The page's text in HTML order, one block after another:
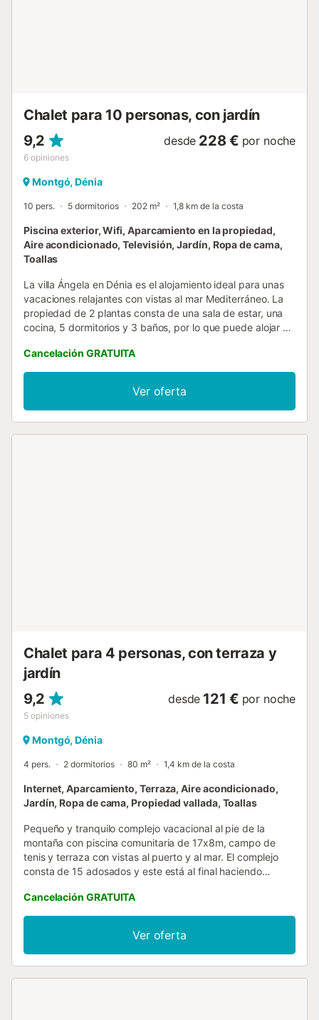
Chalet para 10 personas, con jardín
9,2
6 opiniones
desde 228 € por noche
Montgó, Dénia
10 pers. 5 dormitorios 202 m² 1,8 km de la costa
Piscina exterior, Wifi, Aparcamiento en la propiedad,
Aire acondicionado, Televisión, Jardín, Ropa de cama,
Toallas
La villa Ángela en Dénia es el alojamiento ideal para unas
vacaciones relajantes con vistas al mar Mediterráneo. La
propiedad de 2 plantas consta de una sala de estar, una
cocina, 5 dormitorios y 3 baños, por lo que puede alojar a
un espacio de trabajo dedicado para la oficina en casa,
una televisión, aire acondicionado, así como una lavadora.
Este alquiler de vacaciones ofrece un espacio exterior
privado con piscina, jardín, terraza cubierta y barbacoa.
Hay aparcamiento disponible en la propiedad. No se
Cancelación GRATUITA
Ver oferta
Chalet para 4 personas, con terraza y
jardín
9,2
5 opiniones
desde 121 € por noche
Montgó, Dénia
4 pers. 2 dormitorios 80 m² 1,4 km de la costa
Internet, Aparcamiento, Terraza, Aire acondicionado,
Jardín, Ropa de cama, Propiedad vallada, Toallas
Pequeño y tranquilo complejo vacacional al pie de la
montaña con piscina comunitaria de 17x8m, campo de
tenis y terraza con vistas al puerto y al mar. El complejo
consta de 15 adosados y este está al final haciendo
decoración sencilla y consta de una cocina americana
equipada con placa de gas, lavadora y frigorífico con
congelador. Salón-comedor con TV/SAT, aire
acondicionado y salida a la terraza con vista al puerto y el
mar. El jardín tiene palmeras, césped, y variedad de
Cancelación GRATUITA
Ver oferta